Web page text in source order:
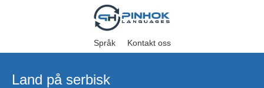
Språk Kontakt oss
Land på serbisk